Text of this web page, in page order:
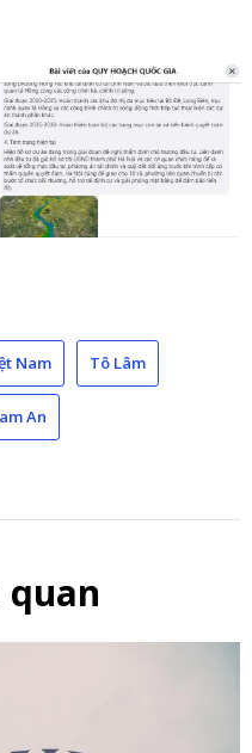
Nam Tô Lâm
An
quan